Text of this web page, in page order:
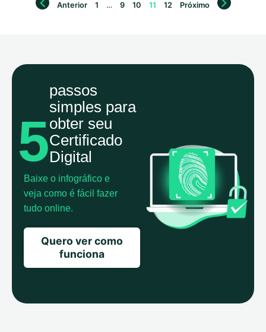
Anterior 1 … 9 10 11 12 Próximo
5
passos
simples para
obter seu
Certificado
Digital
Baixe o infográfico e
veja como é fácil fazer
tudo online.
Quero ver como
funciona